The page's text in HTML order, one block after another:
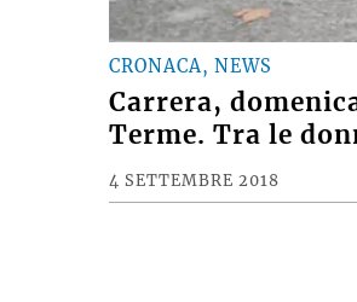
CRONACA, NEWS
Carrera,
Terme. Tra le
4 SETTEMBRE 2018